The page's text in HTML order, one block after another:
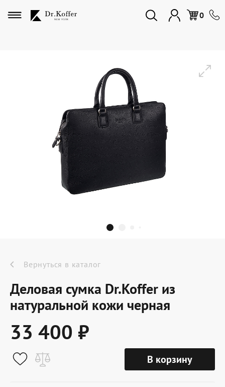
0
Избранное
Дорожная коллекция
Мужская коллекция
Женская коллекция
Подарки и сувениры
Подарочные карты
Dr.Koffer Outlet
Новинки
Акции
О компании
Вернуться в каталог
Деловая сумка Dr.Koffer из
натуральной кожи черная
33 400 ₽
В корзину